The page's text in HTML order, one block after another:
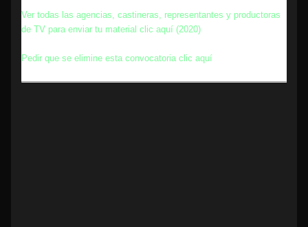
Ver todas las agencias, castineras, representantes y productoras
de TV para enviar tu material clic aquí (2020)
Pedir que se elimine esta convocatoria clic aquí